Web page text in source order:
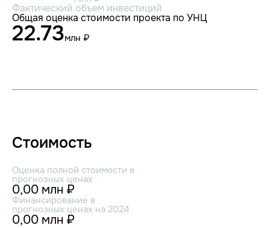
Фактический объем инвестиций
Общая оценка стоимости проекта по УНЦ
22.73млн ₽
Стоимость
Оценка полной стоимости в
прогнозных ценах
0,00 млн ₽
Финансирование в
прогнозных ценах на 2024
0,00 млн ₽